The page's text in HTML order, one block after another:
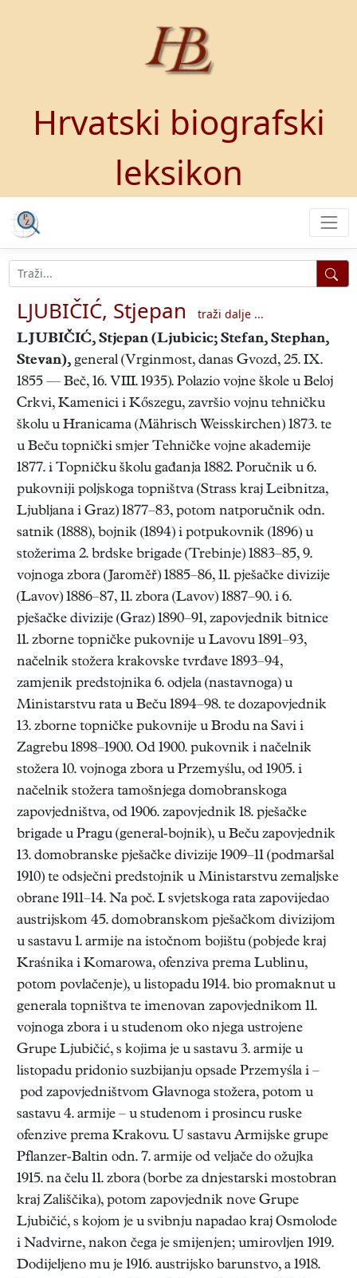
Hrvatski biografski
leksikon
LJUBIČIĆ, Stjepan
traži dalje ...
LJUBIČIĆ, Stjepan (Ljubicic; Stefan, Stephan,
Stevan), general (Vrginmost, danas Gvozd, 25. IX.
1855 — Beč, 16. VIII. 1935). Polazio vojne škole u Beloj
Crkvi, Kamenici i Kőszegu, završio vojnu tehničku
školu u Hranicama (Mährisch Weisskirchen) 1873. te
u Beču topnički smjer Tehničke vojne akademije
1877. i Topničku školu gađanja 1882. Poručnik u 6.
pukovniji poljskoga topništva (Strass kraj Leibnitza,
Ljubljana i Graz) 1877–83, potom natporučnik odn.
satnik (1888), bojnik (1894) i potpukovnik (1896) u
stožerima 2. brdske brigade (Trebinje) 1883–85, 9.
vojnoga zbora (Jaroměř) 1885–86, 11. pješačke divizije
(Lavov) 1886–87, 11. zbora (Lavov) 1887–90. i 6.
pješačke divizije (Graz) 1890–91, zapovjednik bitnice
11. zborne topničke pukovnije u Lavovu 1891–93,
načelnik stožera krakovske tvrđave 1893–94,
zamjenik predstojnika 6. odjela (nastavnoga) u
Ministarstvu rata u Beču 1894–98. te dozapovjednik
13. zborne topničke pukovnije u Brodu na Savi i
Zagrebu 1898–1900. Od 1900. pukovnik i načelnik
stožera 10. vojnoga zbora u Przemyślu, od 1905. i
načelnik stožera tamošnjega domobranskoga
zapovjedništva, od 1906. zapovjednik 18. pješačke
brigade u Pragu (general-bojnik), u Beču zapovjednik
13. domobranske pješačke divizije 1909–11 (podmaršal
1910) te odsječni predstojnik u Ministarstvu zemaljske
obrane 1911–14. Na poč. I. svjetskoga rata zapovijedao
austrijskom 45. domobranskom pješačkom divizijom
u sastavu 1. armije na istočnom bojištu (pobjede kraj
Kraśnika i Komarowa, ofenziva prema Lublinu,
potom povlačenje), u listopadu 1914. bio promaknut u
generala topništva te imenovan zapovjednikom 11.
vojnoga zbora i u studenom oko njega ustrojene
Grupe Ljubičić, s kojima je u sastavu 3. armije u
listopadu pridonio suzbijanju opsade Przemyśla i –
pod zapovjedništvom Glavnoga stožera, potom u
sastavu 4. armije – u studenom i prosincu ruske
ofenzive prema Krakovu. U sastavu Armijske grupe
Pflanzer-Baltin odn. 7. armije od veljače do ožujka
1915. na čelu 11. zbora (borbe za dnjestarski mostobran
kraj Zališčika), potom zapovjednik nove Grupe
Ljubičić, s kojom je u svibnju napadao kraj Osmolode
i Nadvirne, nakon čega je smijenjen; umirovljen 1919.
Dodijeljeno mu je 1916. austrijsko barunstvo, a 1918.